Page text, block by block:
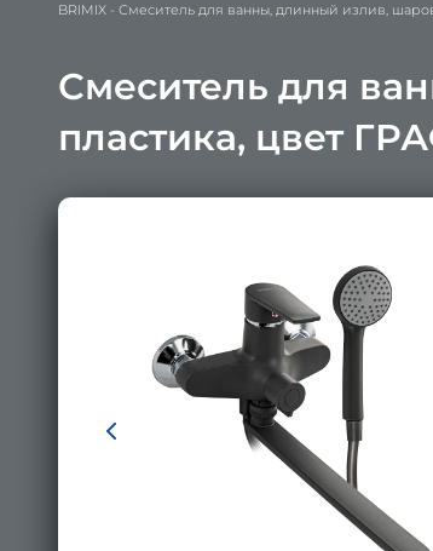
BRIMIX - Смеситель для ванны, длинный излив,
Смеситель для
пластика, цвет